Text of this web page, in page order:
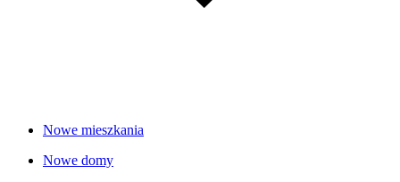
Nowe mieszkania
Nowe domy